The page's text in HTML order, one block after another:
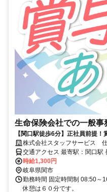
生命保険会社での一般事
【関口駅徒歩6分】正社員前提
未経験ＯＫ！
株式会社スタッフサービス
時給1,300円
岐阜県関市
勤務時間 固定時間制 08:50
休憩は６０分です。